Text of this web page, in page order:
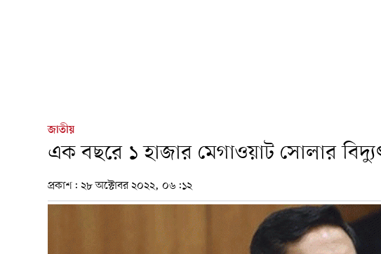
জাতীয়
এক বছরে ১ হাজার মেগাওয়াট সোলার
প্রকাশ: ২৮ অক্টোবর ২০২২, ০৬:১২